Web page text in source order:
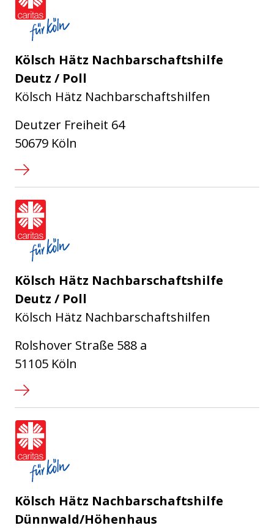
Kölsch Hätz Nachbarschaftshilfe
Deutz / Poll
Kölsch Hätz Nachbarschaftshilfen
Deutzer Freiheit 64
50679 Köln
Kölsch Hätz Nachbarschaftshilfe
Deutz / Poll
Kölsch Hätz Nachbarschaftshilfen
Rolshover Straße 588 a
51105 Köln
Kölsch Hätz Nachbarschaftshilfe
Dünnwald/Höhenhaus